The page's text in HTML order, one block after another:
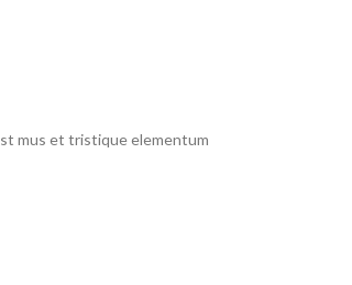
mus et tristique elementum